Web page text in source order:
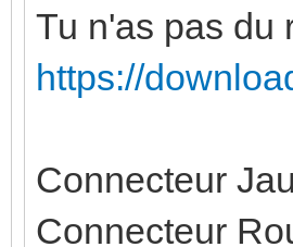
Tu n'as pas du
https://
Connecteur
Connecteur